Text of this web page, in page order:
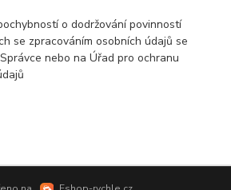
o dodržování povinností
se zpracováním osobních údajů se
nebo na Úřad pro ochranu